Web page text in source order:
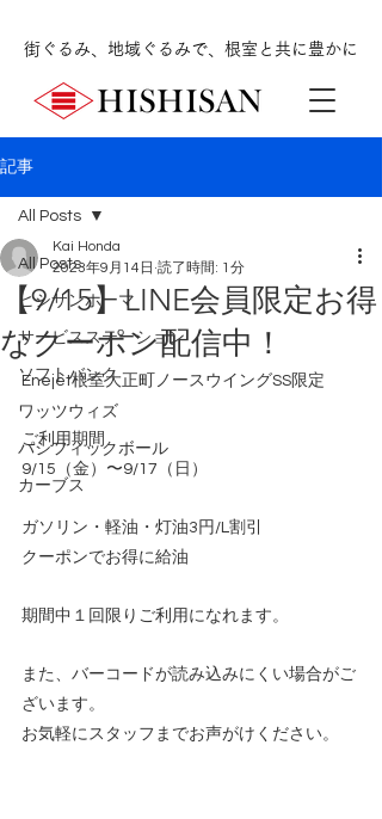
街ぐるみ、地域ぐるみで、根室と共に豊かに
記事
All Posts
ヒシサンホーマ
サービスステーション
ソフトバンク
ワッツウィズ
パシフィックボール
カーブス
All Posts
【9/15】LINE会員限定お得
なクーポン配信中！
Kai Honda
2023年9月14日 読了時間: 1分
Enejet根室大正町ノースウイングSS限定
ご利用期間
9/15（金）〜9/17（日）
ガソリン・軽油・灯油3円/L割引
クーポンでお得に給油
期間中１回限りご利用になれます。
また、バーコードが読み込みにくい場合がご
ざいます。
お気軽にスタッフまでお声がけください。